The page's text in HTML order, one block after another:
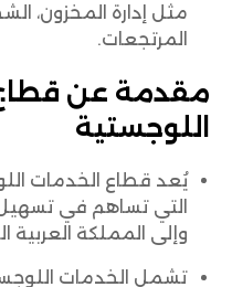
مثل إدارة المخزون،
المرتجعات.
مقدمة عن
اللوجستية
يُعد قطاع الخدمات
التي تساهم في
وإلى المملكة العربية
تشمل الخدمات